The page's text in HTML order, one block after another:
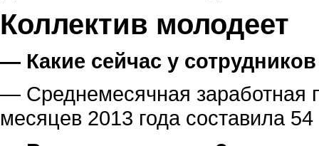
Коллектив молодеет
— Какие сейчас у
— Среднемесячная заработная
месяцев 2013 года составила